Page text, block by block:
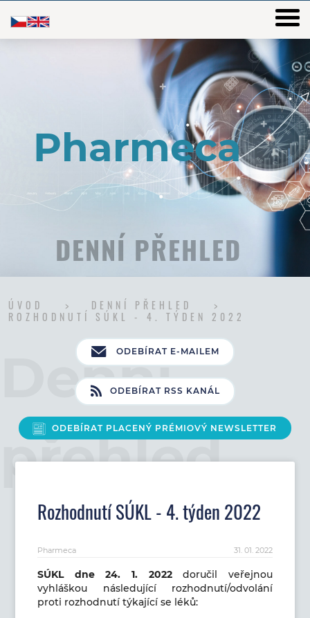
DENNÍ PŘEHLED
ÚVOD
DENNÍ PŘEHLED
ROZHODNUTÍ SÚKL - 4. TÝDEN 2022
ODEBÍRAT E-MAILEM
ODEBÍRAT RSS KANÁL
ODEBÍRAT PLACENÝ PRÉMIOVÝ NEWSLETTER
Rozhodnutí SÚKL - 4. týden 2022
Pharmeca 31. 01. 2022
SÚKL dne 24. 1. 2022doručil veřejnou
vyhláškou následující rozhodnutí/odvolání
proti rozhodnutí týkající se léků: